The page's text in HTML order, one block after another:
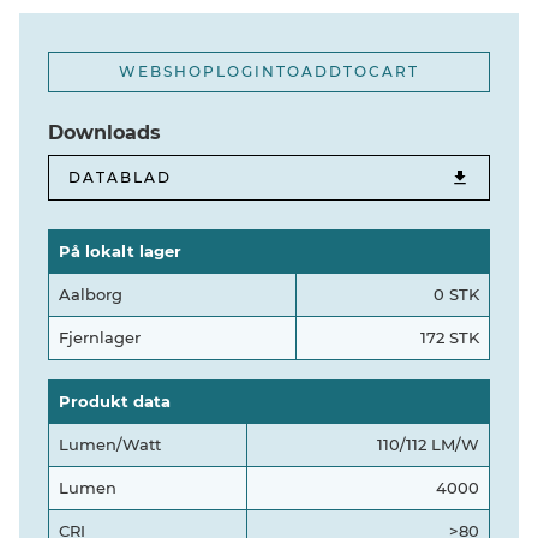
WEBSHOPLOGINTOADDTOCART
Downloads
DATABLAD
På lokalt lager
Aalborg 0 STK
Fjernlager 172 STK
Produkt data
Lumen/Watt 110/112 LM/W
Lumen 4000
CRI >80